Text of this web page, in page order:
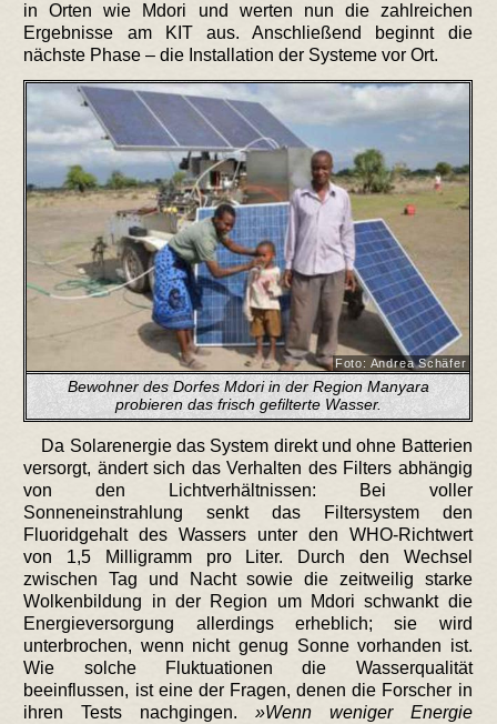
in Orten wie Mdori und werten nun die zahlreichen
Ergebnisse am KIT aus. Anschließend beginnt die
nächste Phase – die Installation der Systeme vor Ort.
Foto: Andrea Schäfer
Bewohner des Dorfes Mdori in der Region Manyara
probieren das frisch gefilterte Wasser.
Da Solarenergie das System direkt und ohne Batterien
versorgt, ändert sich das Verhalten des Filters abhängig
von den Lichtverhältnissen: Bei voller
Sonneneinstrahlung senkt das Filtersystem den
Fluoridgehalt des Wassers unter den WHO-Richtwert
von 1,5 Milligramm pro Liter. Durch den Wechsel
zwischen Tag und Nacht sowie die zeitweilig starke
Wolkenbildung in der Region um Mdori schwankt die
Energieversorgung allerdings erheblich; sie wird
unterbrochen, wenn nicht genug Sonne vorhanden ist.
Wie solche Fluktuationen die Wasserqualität
beeinflussen, ist eine der Fragen, denen die Forscher in
ihren Tests nachgingen.
Wenn weniger Energie